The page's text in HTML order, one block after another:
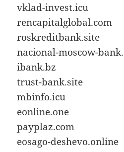
vklad-invest.icu
rencapitalglobal.com
roskreditbank.site
nacional-moscow-
ibank.bz
trust-bank.site
mbinfo.icu
eonline.one
payplaz.com
eosago-deshevo.online